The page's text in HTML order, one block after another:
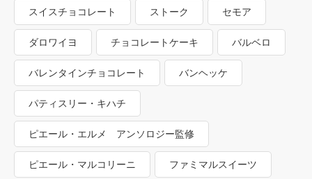
スイスチョコレート ストーク セモア
ダロワイヨ チョコレートケーキ バルベロ
バレンタインチョコレート バンヘッケ
パティスリー・キハチ
ピエール・エルメ アンソロジー監修
ピエール・マルコリーニ ファミマルスイーツ